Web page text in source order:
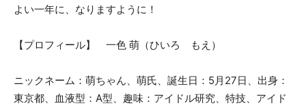
よい一年に、なりますように！
【プロフィール】 一色 萌（ひいろ もえ）
ニックネーム：萌ちゃん、萌氏、誕生日：5月27日、出身：
東京都、血液型：A型、趣味：アイドル研究、特技、アイド